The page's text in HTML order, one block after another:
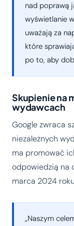
nad poprawą
wyświetlanie
uważają za
które
po to, aby
Skupienie na
wydawcach
Google zwraca
niezależnych
ma promować
odpowiedzią na
marca 2024
„Naszym